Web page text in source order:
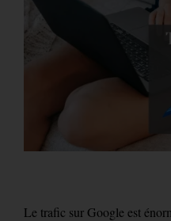
Le trafic sur Google est